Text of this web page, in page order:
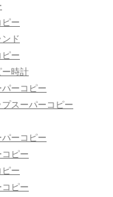
ー
ド
ー
ー時計
ーコピー
スーパーコピー
ーコピー
ピー
ー
ピー